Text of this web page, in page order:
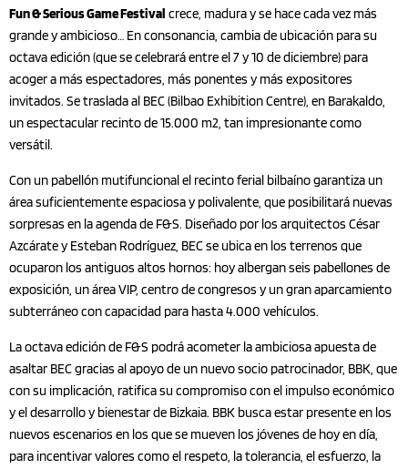
Fun & Serious Game Festival crece, madura y se hace cada vez más
grande y ambicioso… En consonancia, cambia de ubicación para su
octava edición (que se celebrará entre el 7 y 10 de diciembre) para
acoger a más espectadores, más ponentes y más expositores
invitados. Se traslada al BEC (Bilbao Exhibition Centre), en Barakaldo,
un espectacular recinto de 15.000 m2, tan impresionante como
versátil.
Con un pabellón mutifuncional el recinto ferial bilbaíno garantiza un
área suficientemente espaciosa y polivalente, que posibilitará nuevas
sorpresas en la agenda de F&S. Diseñado por los arquitectos César
Azcárate y Esteban Rodríguez, BEC se ubica en los terrenos que
ocuparon los antiguos altos hornos: hoy albergan seis pabellones de
exposición, un área VIP, centro de congresos y un gran aparcamiento
subterráneo con capacidad para hasta 4.000 vehículos.
La octava edición de F&S podrá acometer la ambiciosa apuesta de
asaltar BEC gracias al apoyo de un nuevo socio patrocinador, BBK, que
con su implicación, ratifica su compromiso con el impulso económico
y el desarrollo y bienestar de Bizkaia. BBK busca estar presente en los
nuevos escenarios en los que se mueven los jóvenes de hoy en día,
para incentivar valores como el respeto, la tolerancia, el esfuerzo, la